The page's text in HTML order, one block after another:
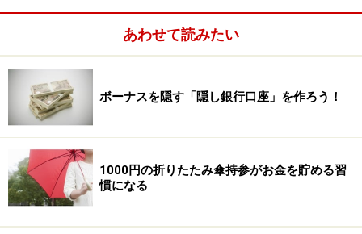
親族や恋人を除いて、あなたに無償で（あるいは持ち出
しで）奉仕してくれる人は基本的にいませんから、相手
が儲ける気持ちを想像してみるのです。
あわせて読みたい
ボーナスを隠す「隠し銀行口座」を作ろう！
1000円の折りたたみ傘持参がお金を貯める習
慣になる